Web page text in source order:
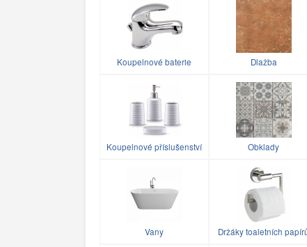
Koupelnové baterie Dlažba
Koupelnové příslušenství Obklady
Vany Držáky toaletních